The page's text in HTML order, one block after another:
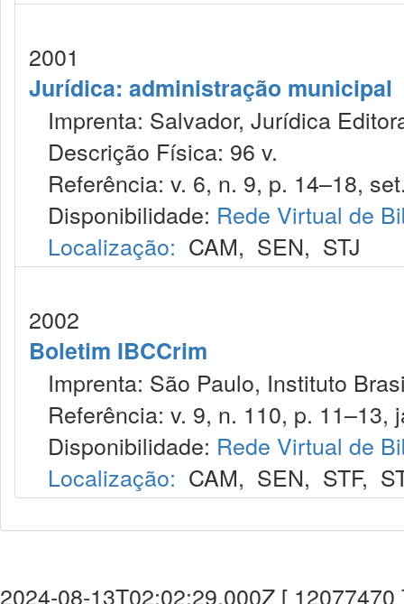
2001
Jurídica: administração municipal
Imprenta: Salvador, Jurídica
Descrição Física: 96 v.
Referência: v. 6, n. 9, p. 14–18,
Disponibilidade: Rede Virtual de
Localização: CAM, SEN, STJ
2002
Boletim IBCCrim
Imprenta: São Paulo, Instituto
Referência: v. 9, n. 110, p. 11–13,
Disponibilidade: Rede Virtual de
Localização: CAM, SEN, STF,
2024-08-13T02:02:29.000Z [ 12077470